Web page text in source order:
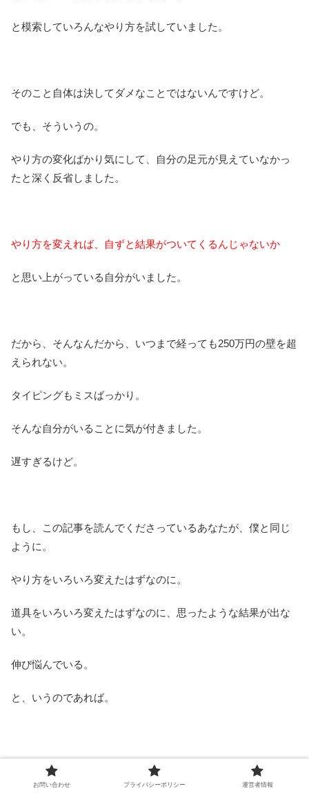
と模索していろんなやり方を試していました。
そのこと自体は決してダメなことではないんですけど。
でも、そういうの。
やり方の変化ばかり気にして、自分の足元が見えていなかっ
たと深く反省しました。
やり方を変えれば、自ずと結果がついてくるんじゃないか
と思い上がっている自分がいました。
だから、そんなんだから、いつまで経っても250万円の壁を超
えられない。
タイピングもミスばっかり。
そんな自分がいることに気が付きました。
遅すぎるけど。
もし、この記事を読んでくださっているあなたが、僕と同じ
ように。
やり方をいろいろ変えたはずなのに。
道具をいろいろ変えたはずなのに、思ったような結果が出な
い。
伸び悩んでいる。
と、いうのであれば。
それはもしかしたらきっと。
お問い合わせ プライバシーポリシー 運営者情報